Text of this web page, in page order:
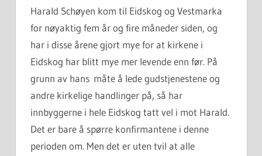
Harald Schøyen kom til Eidskog og Vestmarka
for nøyaktig fem år og fire måneder siden, og
har i disse årene gjort mye for at kirkene i
Eidskog har blitt mye mer levende enn før. På
grunn av hans måte å lede gudstjenestene og
andre kirkelige handlinger på, så har
innbyggerne i hele Eidskog tatt vel i mot Harald.
Det er bare å spørre konfirmantene i denne
perioden om. Men det er uten tvil at alle